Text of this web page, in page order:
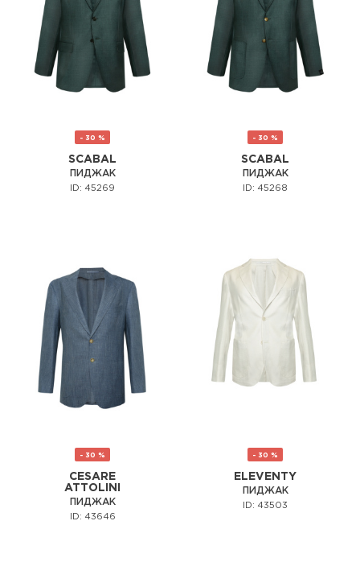
- 30 %
SCABAL
ПИДЖАК
ID: 45269
- 30 %
SCABAL
ПИДЖАК
ID: 45268
- 30 %
CESARE
ATTOLINI
ПИДЖАК
ID: 43646
- 30 %
ELEVENTY
ПИДЖАК
ID: 43503